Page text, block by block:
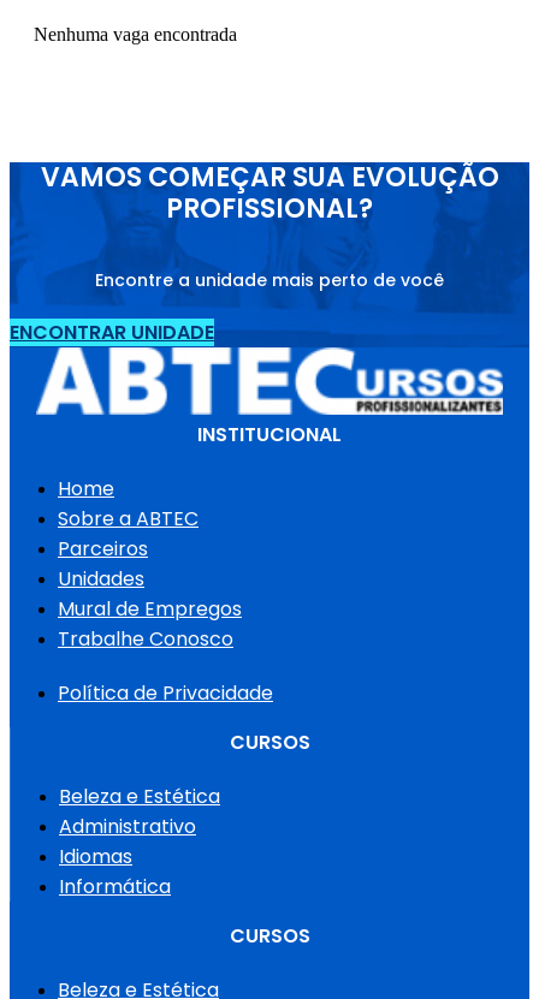
Nenhuma vaga encontrada
VAMOS COMEÇAR SUA EVOLUÇÃO
PROFISSIONAL?
Encontre a unidade mais perto de você
ENCONTRAR UNIDADE
INSTITUCIONAL
Home
Sobre a ABTEC
Parceiros
Unidades
Mural de Empregos
Trabalhe Conosco
Política de Privacidade
CURSOS
Beleza e Estética
Administrativo
Idiomas
Informática
CURSOS
Beleza e Estética